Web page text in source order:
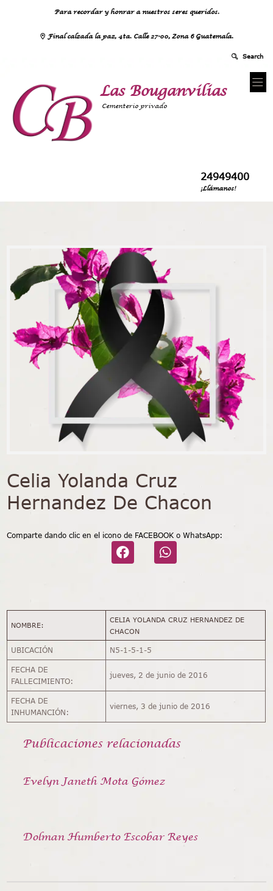
Para recordar y honrar a nuestros seres queridos.
Final calzada la paz, 4ta. Calle 27-00, Zona 6 Guatemala.
Las Bouganvilias
Cementerio privado
24949400
¡Llámanos!
Celia Yolanda Cruz
Hernandez De Chacon
Comparte dando clic en el icono de FACEBOOK o WhatsApp:
NOMBRE:
CELIA YOLANDA CRUZ HERNANDEZ DE
CHACON
UBICACIÓN N5-1-5-1-5
FECHA DE
FALLECIMIENTO:
jueves, 2 de junio de 2016
FECHA DE
INHUMANCIÓN:
viernes, 3 de junio de 2016
Publicaciones relacionadas
Evelyn Janeth Mota Gómez
Dolman Humberto Escobar Reyes